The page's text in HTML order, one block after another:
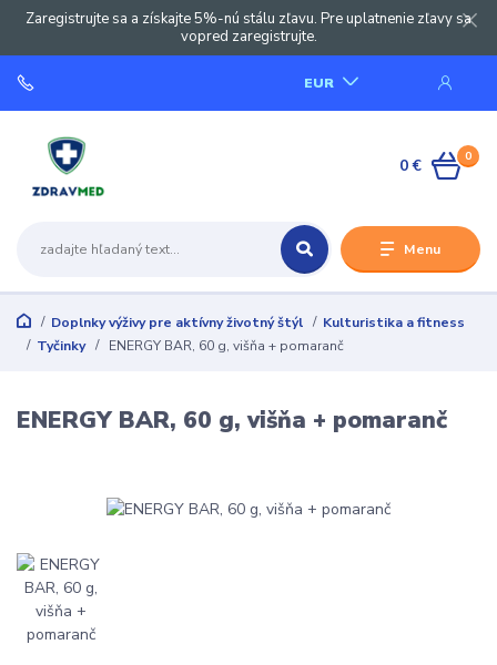
Zaregistrujte sa a získajte 5%-nú stálu zľavu. Pre uplatnenie zľavy sa
vopred zaregistrujte.
Menu
EUR
0
0 €
Doplnky výživy pre aktívny životný štýl
Kulturistika a fitness
Tyčinky
ENERGY BAR, 60 g, višňa + pomaranč
ENERGY BAR, 60 g, višňa + pomaranč